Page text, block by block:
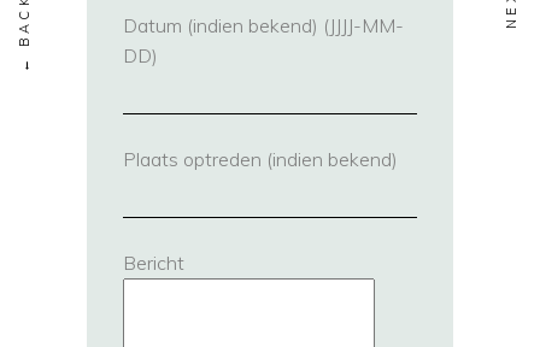
Datum (indien bekend) (JJJJ-MM-
DD)
Plaats optreden (indien bekend)
Bericht